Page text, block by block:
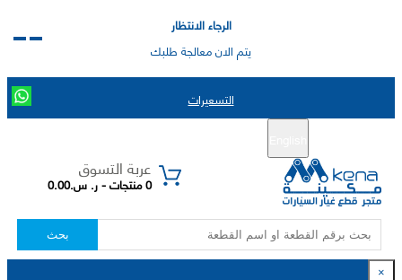
الرجاء الانتظار
يتم الان معالجة طلبك
التسعيرات
عربة التسوق
0 منتجات - ر. س.0.00
بحث
×